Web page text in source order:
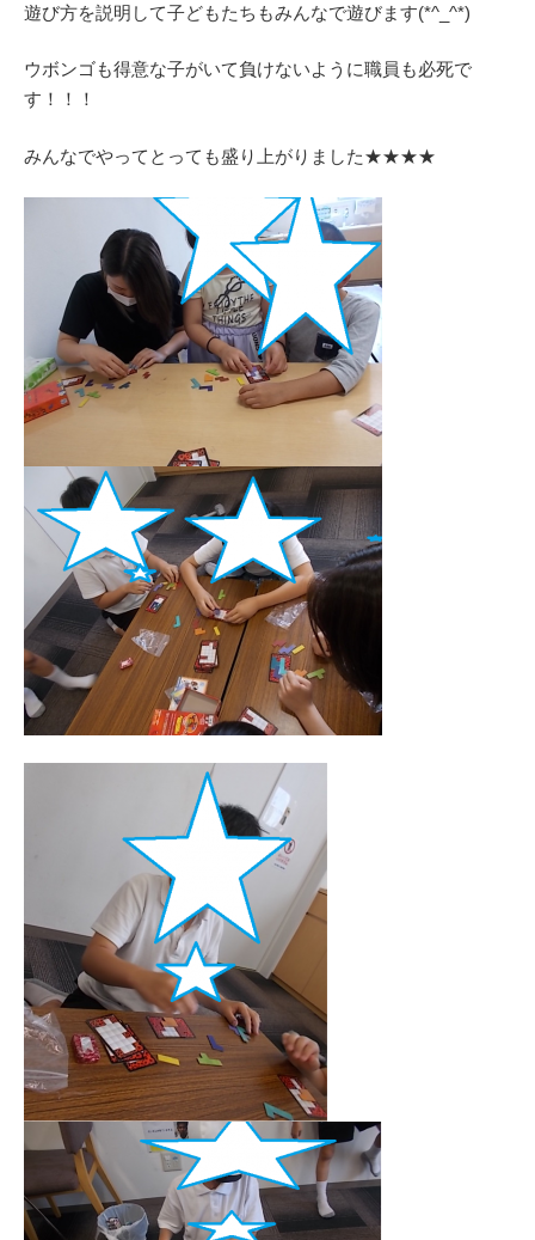
遊び方を説明して子どもたちもみんなで遊びます(*^_^*)
ウボンゴも得意な子がいて負けないように職員も必死で
す！！！
みんなでやってとっても盛り上がりました★★★★